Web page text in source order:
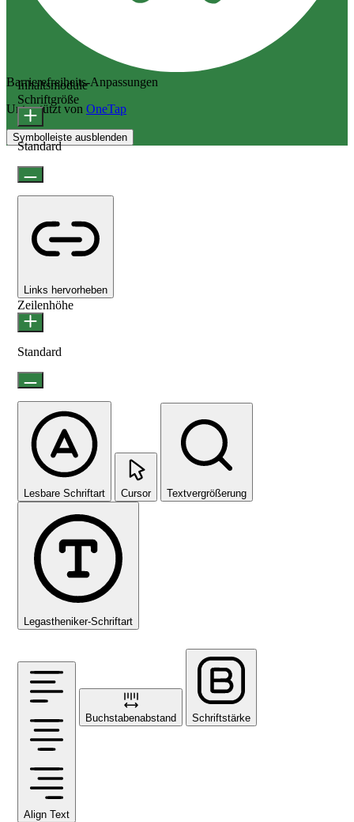
Barrierefreiheits-Anpassungen
Unterstützt von OneTap
Symbolleiste ausblenden
Inhaltsmodule
Schriftgröße
Standard
Links hervorheben
Zeilenhöhe
Standard
Lesbare Schriftart Cursor Textvergrößerung
Legastheniker-Schriftart
Align Text
Buchstabenabstand Schriftstärke